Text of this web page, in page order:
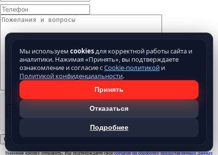
Нажимая кнопку отправить, Вы подтверждаете своесогласие на обработку предоставляемых данных
Мы используем cookiesдля корректной работы сайта и
аналитики. Нажимая «Принять», вы подтверждаете
ознакомление и согласие сCookie-политикой и
Политикой конфиденциальности.
Принять
Отказаться
Подробнее